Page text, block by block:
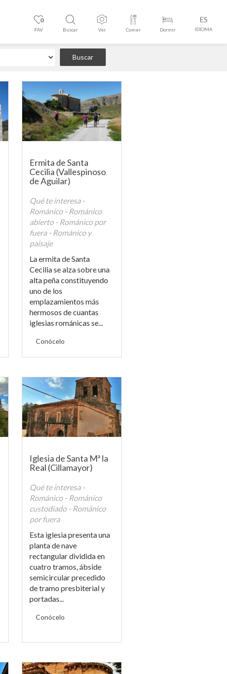
0
FAV Buscar Ver Comer Dormir
ES
IDIOMA
Ermita de Santa
Cecilia (Vallespinoso
de Aguilar)
Qué te interesa -
Románico - Románico
abierto - Románico por
fuera - Románico y
paisaje
La ermita de Santa
Cecilia se alza sobre una
alta peña constituyendo
uno de los
emplazamientos más
hermosos de cuantas
iglesias románicas se...
Conócelo
Iglesia de Santa Mª la
Real (Cillamayor)
Qué te interesa -
Románico - Románico
custodiado - Románico
por fuera
Esta iglesia presenta una
planta de nave
rectangular dividida en
cuatro tramos, ábside
semicircular precedido
de tramo presbiterial y
portadas...
Conócelo